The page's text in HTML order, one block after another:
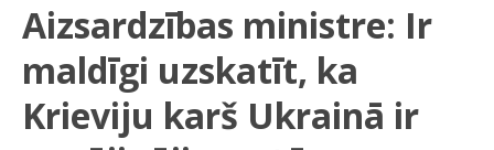
Aizsardzības ministre: Ir
maldīgi uzskatīt, ka
Krieviju karš Ukrainā ir